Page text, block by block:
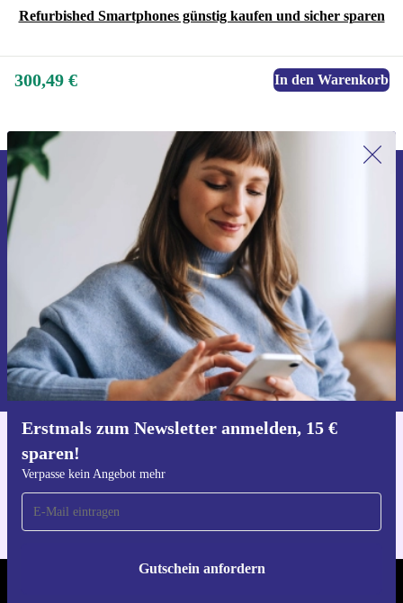
Refurbished Smartphones günstig kaufen und sicher sparen
300,49 € In den Warenkorb
Erstmals zum Newsletter anmelden, 15 €
sparen!
Verpasse kein Angebot mehr
Gutschein anfordern
Erstmals zum Newsletter anmelden,
15 € sparen!
Verpasse kein Angebot mehr.
Gutschein anfordern
Informationen über die Verwendung personenbezogener Daten findest
du in unsererDatenschutzerklärung.
Für iOS und Android